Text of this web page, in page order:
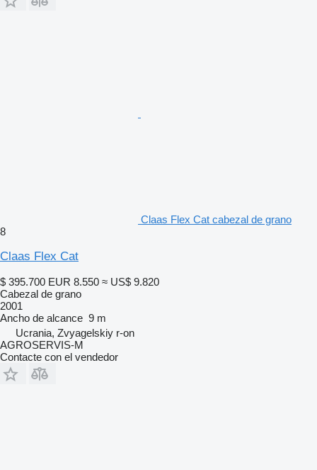
Claas Flex Cat cabezal de grano
8
Claas Flex Cat
$ 395.700 EUR 8.550 ≈ US$ 9.820
Cabezal de grano
2001
Ancho de alcance 9 m
Ucrania, Zvyagelskiy r-on
AGROSERVIS-M
Contacte con el vendedor